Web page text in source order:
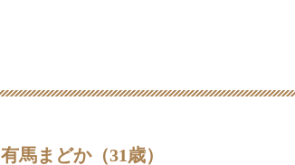
有馬まどか（31歳）